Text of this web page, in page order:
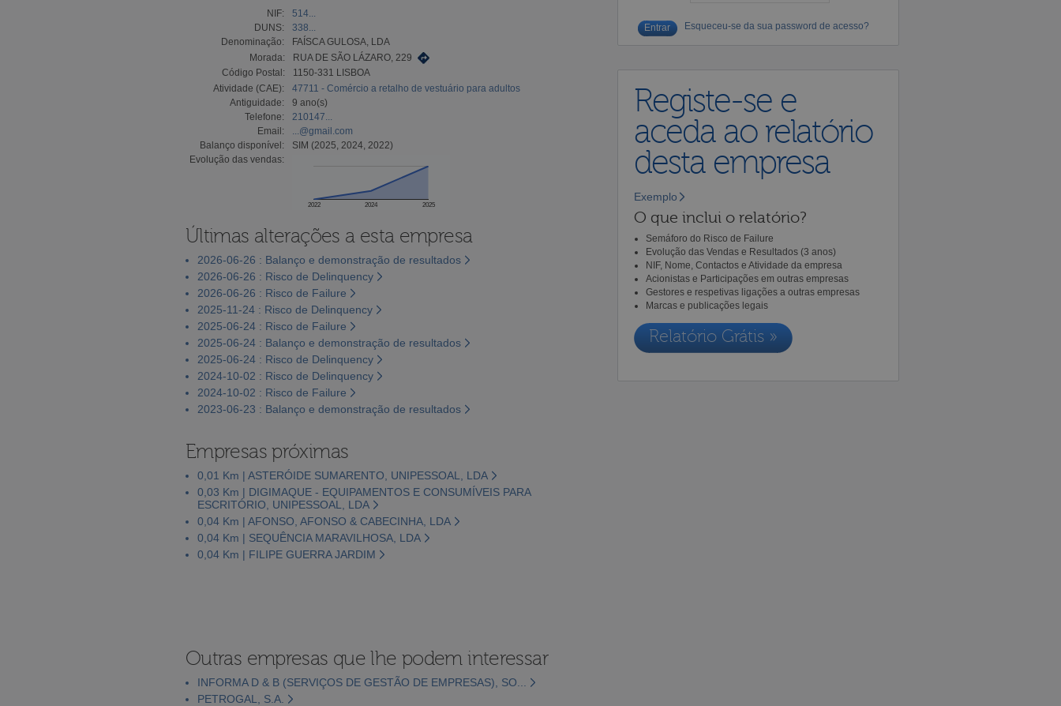
NIF:
514...
DUNS:
338...
Denominação:
FAÍSCA GULOSA, LDA
Morada:
RUA DE SÃO LÁZARO, 229
Código Postal:
1150-331 LISBOA
Atividade (CAE):
47711 - Comércio a retalho de vestuário para adultos
Antiguidade:
9 ano(s)
Telefone:
210147...
Email:
...@gmail.com
Balanço disponível:
SIM (2025, 2024, 2022)
Evolução das vendas:
2022 2024 2025
Últimas alterações a esta empresa
2026-06-26 : Balanço e demonstração de resultados
2026-06-26 : Risco de Delinquency
2026-06-26 : Risco de Failure
2025-11-24 : Risco de Delinquency
2025-06-24 : Risco de Failure
2025-06-24 : Balanço e demonstração de resultados
2025-06-24 : Risco de Delinquency
2024-10-02 : Risco de Delinquency
2024-10-02 : Risco de Failure
2023-06-23 : Balanço e demonstração de resultados
Empresas próximas
0,01 Km | ASTERÓIDE SUMARENTO, UNIPESSOAL, LDA
0,03 Km | DIGIMAQUE - EQUIPAMENTOS E CONSUMÍVEIS PARA
ESCRITÓRIO, UNIPESSOAL, LDA
0,04 Km | AFONSO, AFONSO & CABECINHA, LDA
0,04 Km | SEQUÊNCIA MARAVILHOSA, LDA
0,04 Km | FILIPE GUERRA JARDIM
Esqueceu-se da sua password de acesso?
Registe-se e
aceda ao relatório
desta empresa
Exemplo
O que inclui o relatório?
Semáforo do Risco de Failure
Evolução das Vendas e Resultados (3 anos)
NIF, Nome, Contactos e Atividade da empresa
Acionistas e Participações em outras empresas
Gestores e respetivas ligações a outras empresas
Marcas e publicações legais
Relatório Grátis »
Outras empresas que lhe podem interessar
INFORMA D & B (SERVIÇOS DE GESTÃO DE EMPRESAS), SO...
PETROGAL, S.A.